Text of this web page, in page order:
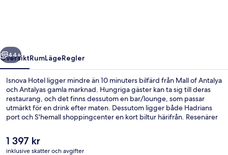
Nästa
44+
ÖversiktRumLägeRegler
Isnova Hotel ligger mindre än 10 minuters bilfärd från Mall of Antalya
och Antalyas gamla marknad. Hungriga gäster kan ta sig till deras
restaurang, och det finns dessutom en bar/lounge, som passar
utmärkt för en drink efter maten. Dessutom ligger både Hadrians
port och S'hemall shoppingcenter en kort biltur härifrån. Resenärer
till flygplatsen.
Det
nuvarande
1 397 kr
inklusive skatter och avgifter